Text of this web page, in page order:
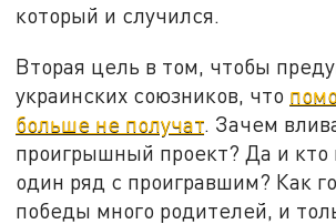
который и случился.
Вторая цель в том, чтобы
украинских союзников, что
больше не получат. Зачем
проигрышный проект? Да и кто
один ряд с проигравшим? Как
победы много родителей, и